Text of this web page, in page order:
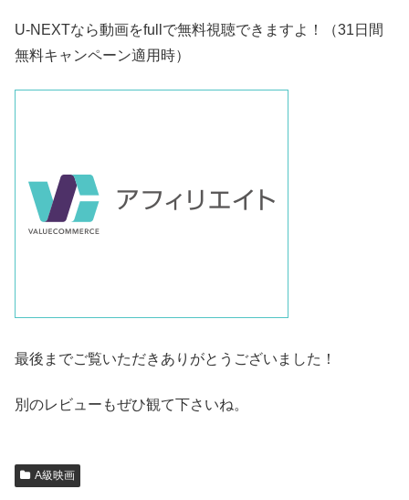
U-NEXTなら動画をfullで無料視聴できますよ！（31日間
無料キャンペーン適用時）
最後までご覧いただきありがとうございました！
別のレビューもぜひ観て下さいね。
A級映画